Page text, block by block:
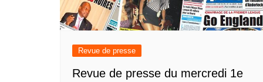
Revue de presse
Revue de presse du mercredi 1e